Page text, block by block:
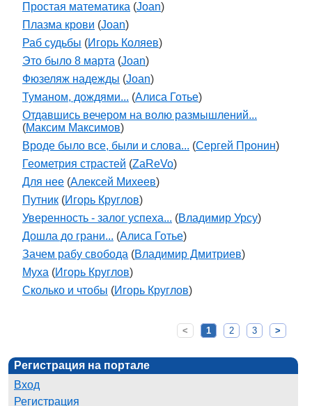
Простая математика (Joan)
Плазма крови (Joan)
Раб судьбы (Игорь Коляев)
Это было 8 марта (Joan)
Фюзеляж надежды (Joan)
Туманом, дождями... (Алиса Готье)
Отдавшись вечером на волю размышлений...
(Максим Максимов)
Вроде было все, были и слова... (Сергей Пронин)
Геометрия страстей (ZaReVo)
Для нее (Алексей Михеев)
Путник (Игорь Круглов)
Уверенность - залог успеха... (Владимир Урсу)
Дошла до грани... (Алиса Готье)
Зачем рабу свобода (Владимир Дмитриев)
Муха (Игорь Круглов)
Сколько и чтобы (Игорь Круглов)
< 1 2 3 >
Регистрация на портале
Вход
Регистрация